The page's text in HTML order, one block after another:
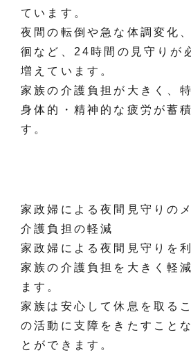
ています。
夜間の転倒や急な体調変化
徊など、24時間の見守りが
増えています。
家族の介護負担が大きく、
身体的・精神的な疲労が蓄
す。
家政婦による夜間見守りの
介護負担の軽減
家政婦による夜間見守りを
家族の介護負担を大きく軽
ます。
家族は安心して休息を取る
の活動に支障をきたすこと
とができます。